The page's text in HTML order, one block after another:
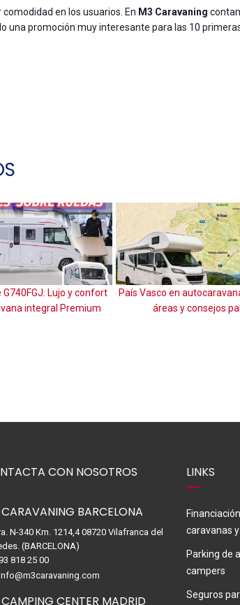
en los usuarios. En M3 Caravaning
una promoción muy interesante para las 10
en autocaravana: ruta de 7 días,
áreas y consejos para viajar
Cómo
viajar
CON NOSOTROS
BARCELONA
N-340 Km. 1214,4 08720 Vilafranca del
(BARCELONA)
93 818 25 00
CENTER MADRID
LINKS
caravanas
Parking de
campers
Seguros